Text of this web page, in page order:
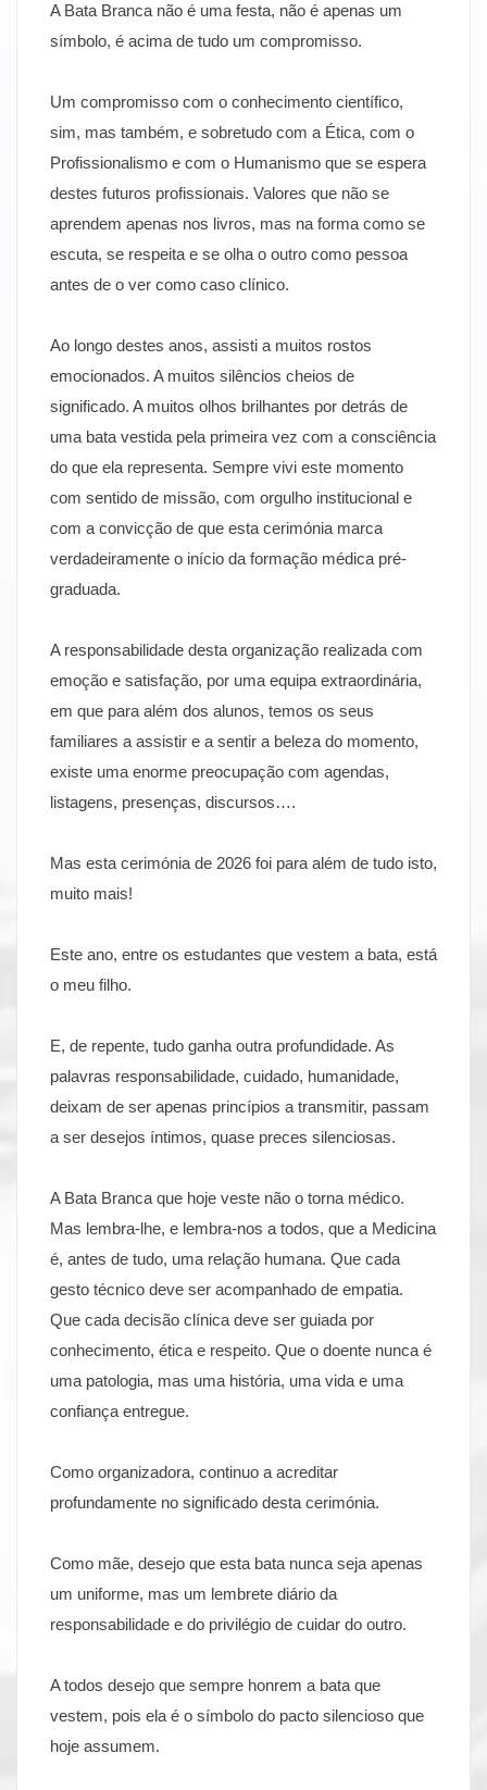
A Bata Branca não é uma festa, não é apenas um
símbolo, é acima de tudo um compromisso.
Um compromisso com o conhecimento científico,
sim, mas também, e sobretudo com a Ética, com o
Profissionalismo e com o Humanismo que se espera
destes futuros profissionais. Valores que não se
aprendem apenas nos livros, mas na forma como se
escuta, se respeita e se olha o outro como pessoa
antes de o ver como caso clínico.
Ao longo destes anos, assisti a muitos rostos
emocionados. A muitos silêncios cheios de
significado. A muitos olhos brilhantes por detrás de
uma bata vestida pela primeira vez com a consciência
do que ela representa. Sempre vivi este momento
com sentido de missão, com orgulho institucional e
com a convicção de que esta cerimónia marca
verdadeiramente o início da formação médica pré-
graduada.
A responsabilidade desta organização realizada com
emoção e satisfação, por uma equipa extraordinária,
em que para além dos alunos, temos os seus
familiares a assistir e a sentir a beleza do momento,
existe uma enorme preocupação com agendas,
listagens, presenças, discursos….
Mas esta cerimónia de 2026 foi para além de tudo isto,
muito mais!
Este ano, entre os estudantes que vestem a bata, está
o meu filho.
E, de repente, tudo ganha outra profundidade. As
palavras responsabilidade, cuidado, humanidade,
deixam de ser apenas princípios a transmitir, passam
a ser desejos íntimos, quase preces silenciosas.
A Bata Branca que hoje veste não o torna médico.
Mas lembra-lhe, e lembra-nos a todos, que a Medicina
é, antes de tudo, uma relação humana. Que cada
gesto técnico deve ser acompanhado de empatia.
Que cada decisão clínica deve ser guiada por
conhecimento, ética e respeito. Que o doente nunca é
uma patologia, mas uma história, uma vida e uma
confiança entregue.
Como organizadora, continuo a acreditar
profundamente no significado desta cerimónia.
Como mãe, desejo que esta bata nunca seja apenas
um uniforme, mas um lembrete diário da
responsabilidade e do privilégio de cuidar do outro.
A todos desejo que sempre honrem a bata que
vestem, pois ela é o símbolo do pacto silencioso que
hoje assumem.